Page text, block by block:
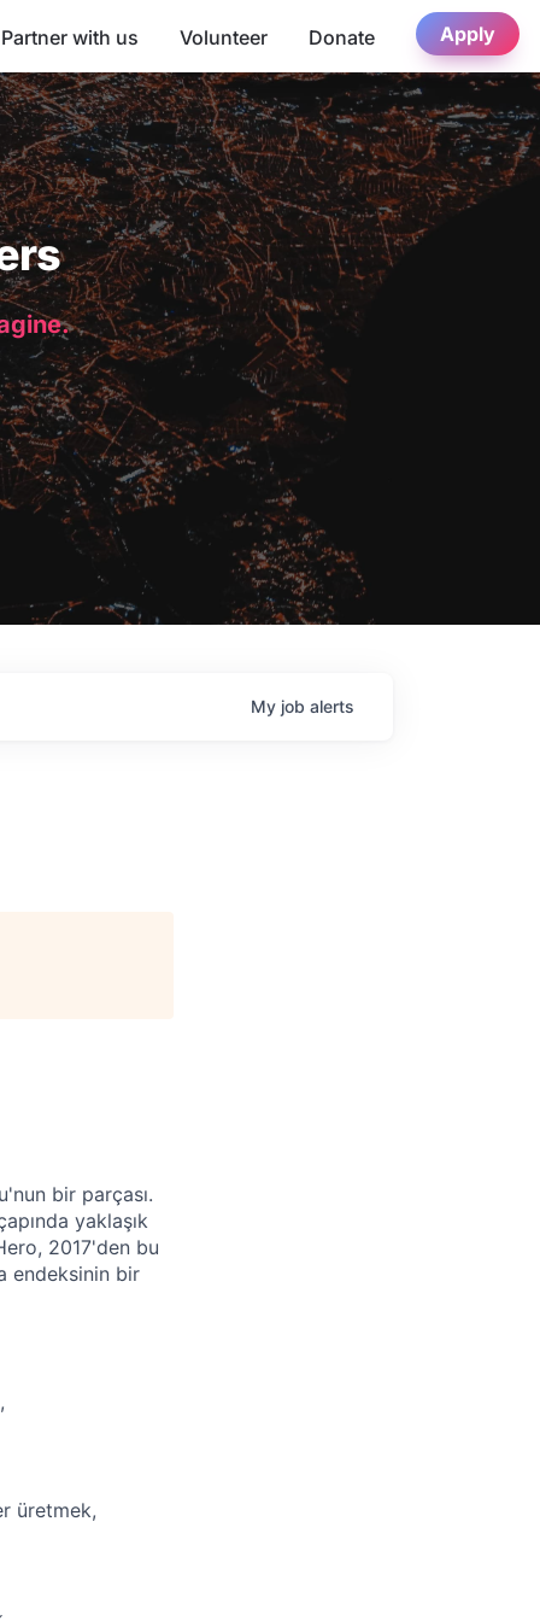
Partner with us Volunteer Donate Apply
My job alerts
bir parçası.
yaklaşık
2017'den bu
endeksinin bir
üretmek,